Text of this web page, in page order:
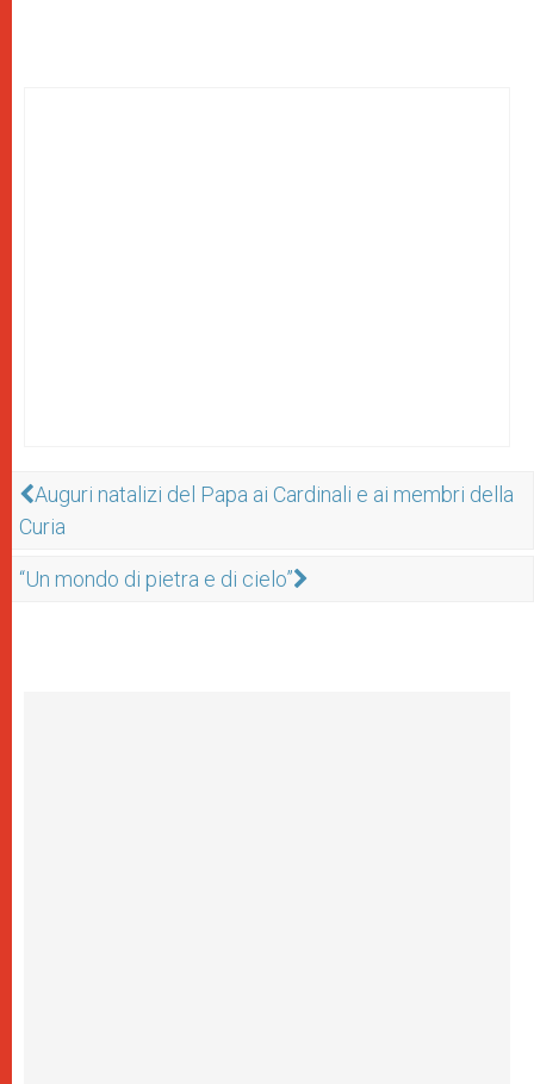
Auguri natalizi del Papa ai Cardinali e ai membri della
Curia
“Un mondo di pietra e di cielo”